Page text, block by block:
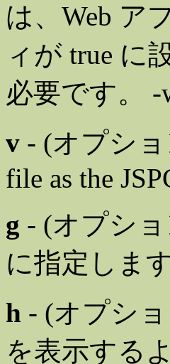
は、Web ア
ィが true に
必要です。
v - (オプショ
file as the
g - (オプシ
に指定します
h - (オプシ
を表示する